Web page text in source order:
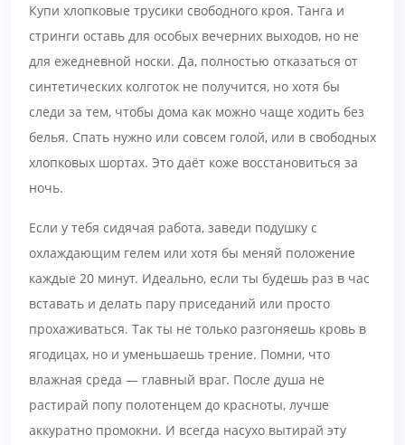
Купи хлопковые трусики свободного кроя. Танга и
стринги оставь для особых вечерних выходов, но не
для ежедневной носки. Да, полностью отказаться от
синтетических колготок не получится, но хотя бы
следи за тем, чтобы дома как можно чаще ходить без
белья. Спать нужно или совсем голой, или в свободных
хлопковых шортах. Это даёт коже восстановиться за
ночь.
Если у тебя сидячая работа, заведи подушку с
охлаждающим гелем или хотя бы меняй положение
каждые 20 минут. Идеально, если ты будешь раз в час
вставать и делать пару приседаний или просто
прохаживаться. Так ты не только разгоняешь кровь в
ягодицах, но и уменьшаешь трение. Помни, что
влажная среда — главный враг. После душа не
растирай попу полотенцем до красноты, лучше
аккуратно промокни. И всегда насухо вытирай эту